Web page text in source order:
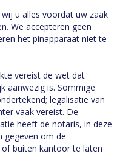
u alles voordat uw zaak
We accepteren geen
het pinapparaat niet te
vereist de wet dat
aanwezig is. Sommige
legalisatie van
vaak vereist. De
heeft de notaris, in deze
gegeven om de
buiten kantoor te laten